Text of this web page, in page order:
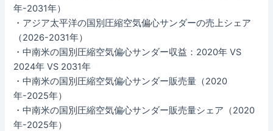
年-2031年）
・アジア太平洋の国別圧縮空気偏心サンダーの売上シェア
（2026-2031年）
・中南米の国別圧縮空気偏心サンダー収益：2020年 VS
2024年 VS 2031年
・中南米の国別圧縮空気偏心サンダー販売量（2020
年-2025年）
・中南米の国別圧縮空気偏心サンダー販売量シェア（2020
年-2025年）